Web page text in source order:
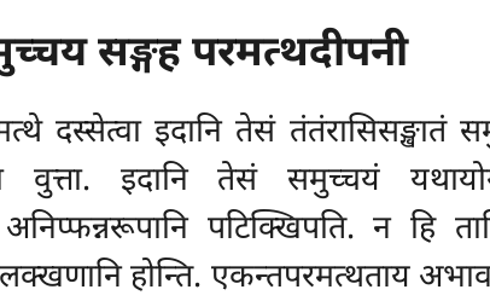
सङ्गह परमत्थदीपनी
दस्सेत्वा इदानि तेसं
वुत्ता. इदानि तेसं समुच्चयं
पटिक्खिपति. न हि
होन्ति. एकन्तपरमत्थताय